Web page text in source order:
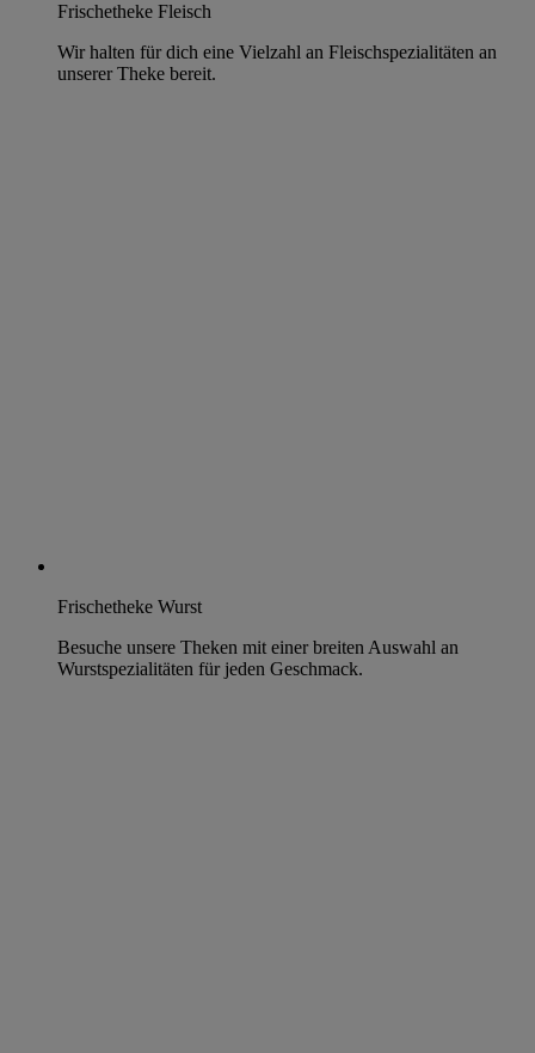
Frischetheke Fleisch
Wir halten für dich eine Vielzahl an Fleischspezialitäten an
unserer Theke bereit.
Frischetheke Wurst
Besuche unsere Theken mit einer breiten Auswahl an
Wurstspezialitäten für jeden Geschmack.